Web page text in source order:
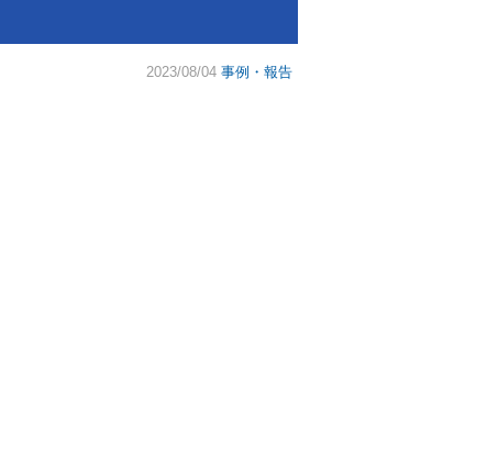
2023/08/04 事例・報告